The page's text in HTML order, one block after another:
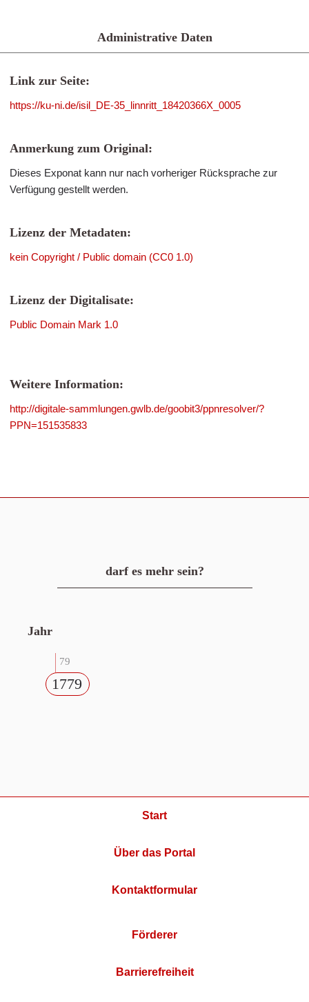
Administrative Daten
Link zur Seite:
https://ku-ni.de/isil_DE-35_linnritt_18420366X_0005
Anmerkung zum Original:
Dieses Exponat kann nur nach vorheriger Rücksprache zur
Verfügung gestellt werden.
Lizenz der Metadaten:
kein Copyright / Public domain (CC0 1.0)
Lizenz der Digitalisate:
Public Domain Mark 1.0
Weitere Information:
http://digitale-sammlungen.gwlb.de/goobit3/ppnresolver/?
PPN=151535833
darf es mehr sein?
Jahr
79
1779
Start
Über das Portal
Kontaktformular
Förderer
Barrierefreiheit